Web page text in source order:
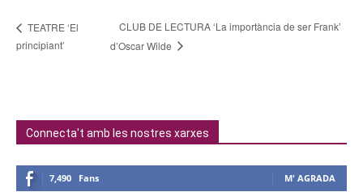
TEATRE ‘El
principiant’
CLUB DE LECTURA ‘La importància de ser Frank’
d’Oscar Wilde
Connecta't amb les nostres xarxes
7,490 Fans M' AGRADA